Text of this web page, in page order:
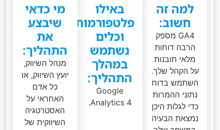
למה זה
חשוב:
GA4 מספק
הרבה דוחות
מלאי תובנות
על הקהל שלך.
השתמש בדוח
נתוני ההמרות
כדי לגלות היכן
נמצאת הבעיה
באילו
פלטפורמות
וכלים
נשתמש
במהלך
התהליך:
Google
Analytics 4.
מי כדאי
שיבצע
את
התהליך:
מנהל השיווק,
יועץ השיווק, או
כל אדם
האחראי על
האסטרטגיה
השיווקית של